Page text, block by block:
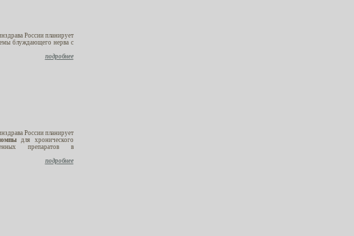
России планирует
блуждающего нерва с
подробнее
России планирует
для хронического
препаратов в
подробнее